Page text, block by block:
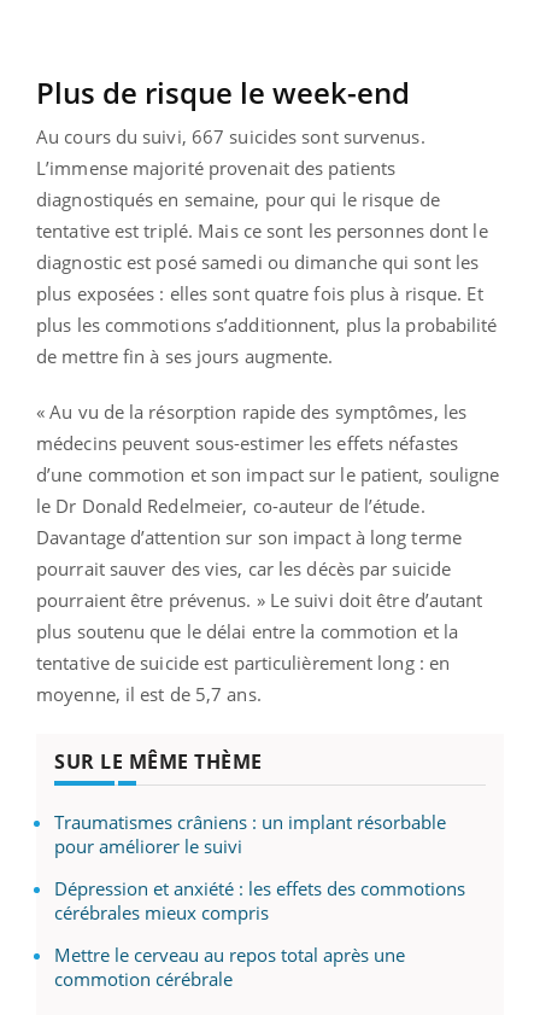
Plus de risque le week-end
Au cours du suivi, 667 suicides sont survenus.
L’immense majorité provenait des patients
diagnostiqués en semaine, pour qui le risque de
tentative est triplé. Mais ce sont les personnes dont le
diagnostic est posé samedi ou dimanche qui sont les
plus exposées : elles sont quatre fois plus à risque. Et
plus les commotions s’additionnent, plus la probabilité
de mettre fin à ses jours augmente.
« Au vu de la résorption rapide des symptômes, les
médecins peuvent sous-estimer les effets néfastes
d’une commotion et son impact sur le patient, souligne
le Dr Donald Redelmeier, co-auteur de l’étude.
Davantage d’attention sur son impact à long terme
pourrait sauver des vies, car les décès par suicide
pourraient être prévenus. » Le suivi doit être d’autant
plus soutenu que le délai entre la commotion et la
tentative de suicide est particulièrement long : en
moyenne, il est de 5,7 ans.
SUR LE MÊME THÈME
Traumatismes crâniens : un implant résorbable
pour améliorer le suivi
Dépression et anxiété : les effets des commotions
cérébrales mieux compris
Mettre le cerveau au repos total après une
commotion cérébrale